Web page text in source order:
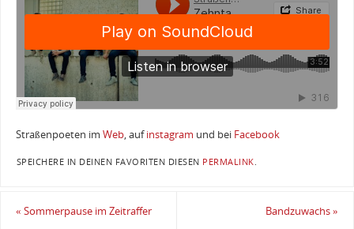
Straßenpoeten im Web, aufinstagram und bei Facebook
SPEICHERE IN DEINEN FAVORITEN DIESEN PERMALINK.
« Sommerpause im Zeitraffer Bandzuwachs»